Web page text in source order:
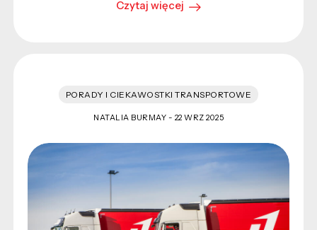
Czytaj więcej
PORADY I CIEKAWOSTKI TRANSPORTOWE
NATALIA BURMAY - 22 WRZ 2025